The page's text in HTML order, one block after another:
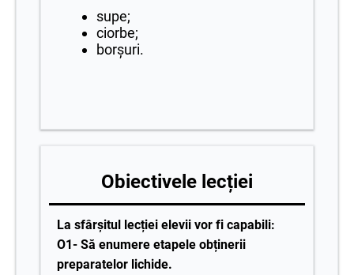
supe;
ciorbe;
borșuri.
Obiectivele lecției
La sfârșitul lecției elevii vor fi capabili:
O1- Să enumere etapele obținerii
preparatelor lichide.